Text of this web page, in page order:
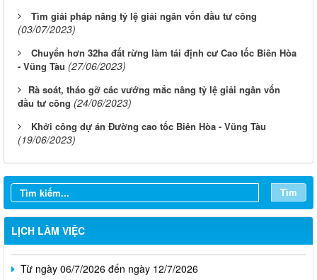
Tìm giải pháp nâng tỷ lệ giải ngân vốn đầu tư công
(03/07/2023)
Chuyển hơn 32ha đất rừng làm tái định cư Cao tốc Biên Hòa
- Vũng Tàu (27/06/2023)
​Rà soát, tháo gỡ các vướng mắc nâng tỷ lệ giải ngân vốn
đầu tư công (24/06/2023)
Khởi công dự án Đường cao tốc Biên Hòa - Vũng Tàu
(19/06/2023)
Tìm
LỊCH LÀM VIỆC
Từ ngày 03/8/2026 đến ngày 09/8/2026
Từ ngày 20/7/2026 đến ngày 26/7/2026
Từ ngày 13/7/2026 đến ngày 18/7/2026
Từ ngày 06/7/2026 đến ngày 12/7/2026